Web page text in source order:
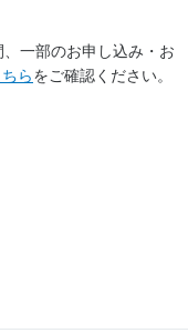
一部のお申し込み・お
らをご確認ください。